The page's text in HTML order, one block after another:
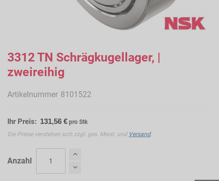
Anfang
der
Bildergalerie
3312 TN Schrägkugellager, |
zweireihig
Artikelnummer 8101522
Ihr Preis: 131,56 € pro Stk
Die Preise verstehen sich zzgl. ges. Mwst. und Versand.
Anzahl